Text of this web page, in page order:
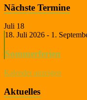
Nächste Termine
Juli 18
18. Juli 2026 - 1.
Sommerferien
Kalender anzeigen
Aktuelles